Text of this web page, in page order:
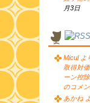
月3日
Micul よ
取得対
ーン控
のコメ
あかね